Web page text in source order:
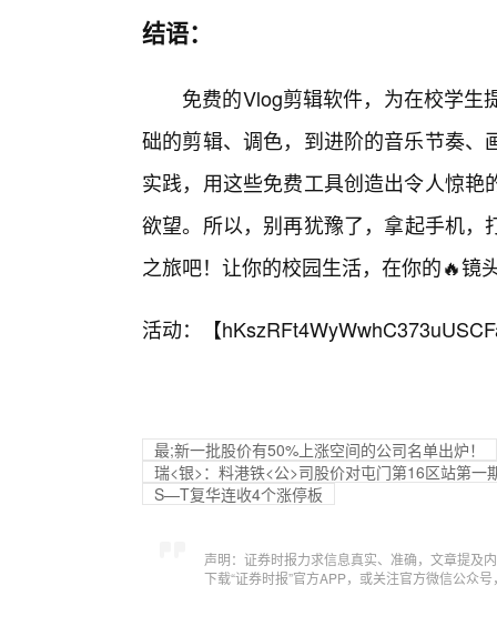
结语：
免费的Vlog剪辑软件，为在校学
础的剪辑、调色，到进阶的音乐节奏
实践，用这些免费工具创造出令人惊
欲望。所以，别再犹豫了，拿起手机
之旅吧！让你的校园生活，在你的🔥镜
活动：【
最;新一批股价有50%上涨空间的公司名单出炉！
瑞<银>：料港铁<公>司股价对屯门第16区站第
S—T复华连收4个涨停板
声明：证券时报力求信息真实、准确，文章提及
下载“证券时报”官方APP，或关注官方微信公众